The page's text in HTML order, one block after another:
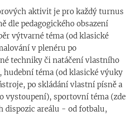
aktivit je pro každý turnus
dle pedagogického obsazení
výtvarné téma (od klasické
v plenéru po
techniky či natáčení vlastního
téma (od klasické výuky
po skládání vlastní písně a
vystoupení), sportovní téma (zde
dispozic areálu - od fotbalu,